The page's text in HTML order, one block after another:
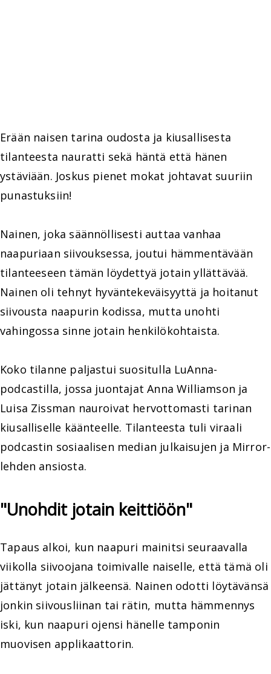
Erään naisen tarina oudosta ja kiusallisesta
tilanteesta nauratti sekä häntä että hänen
ystäviään. Joskus pienet mokat johtavat suuriin
punastuksiin!
Nainen, joka säännöllisesti auttaa vanhaa
naapuriaan siivouksessa, joutui hämmentävään
tilanteeseen tämän löydettyä jotain yllättävää.
Nainen oli tehnyt hyväntekeväisyyttä ja hoitanut
siivousta naapurin kodissa, mutta unohti
vahingossa sinne jotain henkilökohtaista.
Koko tilanne paljastui suositulla LuAnna-
podcastilla, jossa juontajat Anna Williamson ja
Luisa Zissman nauroivat hervottomasti tarinan
kiusalliselle käänteelle. Tilanteesta tuli viraali
podcastin sosiaalisen median julkaisujen ja Mirror-
lehden ansiosta.
"Unohdit jotain keittiöön"
Tapaus alkoi, kun naapuri mainitsi seuraavalla
viikolla siivoojana toimivalle naiselle, että tämä oli
jättänyt jotain jälkeensä. Nainen odotti löytävänsä
jonkin siivousliinan tai rätin, mutta hämmennys
iski, kun naapuri ojensi hänelle tamponin
muovisen applikaattorin.